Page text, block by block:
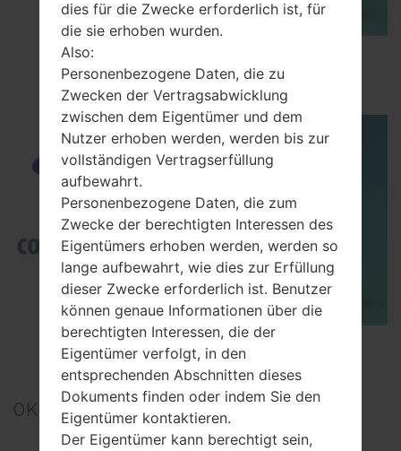
How to Flash Stock Firmware on Samsung
Smartphone using Odin?
TOP 5 SECRET CODES for Samsung
0Kommentare
dies für die Zwecke erforderlich ist, für
die sie erhoben wurden.
Also:
Personenbezogene Daten, die zu
Zwecken der Vertragsabwicklung
zwischen dem Eigentümer und dem
Nutzer erhoben werden, werden bis zur
vollständigen Vertragserfüllung
aufbewahrt.
Personenbezogene Daten, die zum
Zwecke der berechtigten Interessen des
Eigentümers erhoben werden, werden so
lange aufbewahrt, wie dies zur Erfüllung
dieser Zwecke erforderlich ist. Benutzer
können genaue Informationen über die
berechtigten Interessen, die der
Eigentümer verfolgt, in den
entsprechenden Abschnitten dieses
Dokuments finden oder indem Sie den
Eigentümer kontaktieren.
Der Eigentümer kann berechtigt sein,